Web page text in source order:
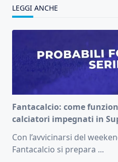
LEGGI ANCHE
Fantacalcio: come
calciatori impegnati in
Con l’avvicinarsi del
Fantacalcio si prepara ...